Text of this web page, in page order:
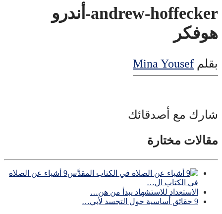
andrew-hoffecker-أندرو
هوفكر
بقلم Mina Yousef
شارك مع أصدقائك
مقالات مختارة
9 أشياء عن الصلاة
في الكتاب ال…
الاستعداد للاستشهاد يبدأ من هن…
9 حقائق أساسية حول التجسد لأبي…